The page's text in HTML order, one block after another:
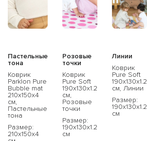
Пастельные
тона
Коврик
Parklon Pure
Bubble mat
210х150х4
см,
Пастельные
тона
Размер:
210x150x4
Розовые
точки
Коврик
Pure Soft
190x130x1.2
см,
Розовые
точки
Размер:
190x130x1.2
см
Линии
Коврик
Pure Soft
190x130x1.2
см, Линии
Размер:
190x130x1.2
см